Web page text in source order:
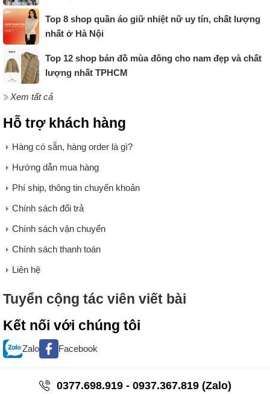
Top 8 shop quần áo giữ nhiệt nữ uy tín, chất lượng
nhất ở Hà Nội
Top 12 shop bán đồ mùa đông cho nam đẹp và chất
lượng nhất TPHCM
Xem tất cả
Hỗ trợ khách hàng
Hàng có sẵn, hàng order là gì?
Hướng dẫn mua hàng
Phí ship, thông tin chuyển khoản
Chính sách đổi trả
Chính sách vận chuyển
Chính sách thanh toán
Liên hệ
Tuyển cộng tác viên viết bài
Kết nối với chúng tôi
Zalo Facebook
0377.698.919 - 0937.367.819 (Zalo)